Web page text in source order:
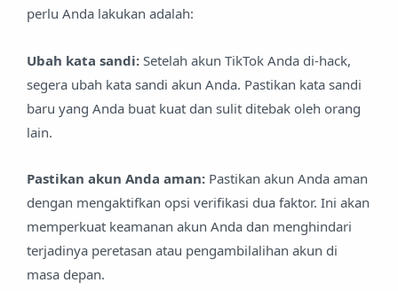
perlu Anda lakukan adalah:
Ubah kata sandi: Setelah akun TikTok Anda di-hack,
segera ubah kata sandi akun Anda. Pastikan kata sandi
baru yang Anda buat kuat dan sulit ditebak oleh orang
lain.
Pastikan akun Anda aman: Pastikan akun Anda aman
dengan mengaktifkan opsi verifikasi dua faktor. Ini akan
memperkuat keamanan akun Anda dan menghindari
terjadinya peretasan atau pengambilalihan akun di
masa depan.